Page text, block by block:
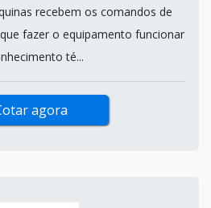
recebem os comandos de
fazer o equipamento funcionar
té...
agora